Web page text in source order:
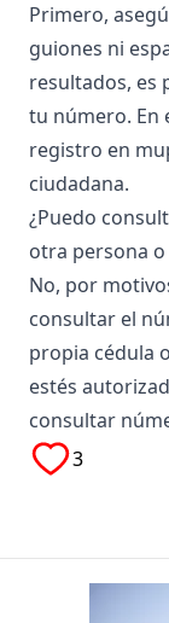
Primero,
guiones ni
resultados, es
tu número. En
registro en
ciudadana.
¿Puedo
otra persona
No, por
consultar el
propia cédula
estés
consultar
3